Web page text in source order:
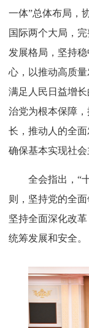
一体”总体布局，
国际两个大局，
发展格局，坚持
心，以推动高质
满足人民日益增
治党为根本保障
长，推动人的全
确保基本实现社会
全会指出，“
则，坚持党的全
坚持全面深化改
统筹发展和安全。